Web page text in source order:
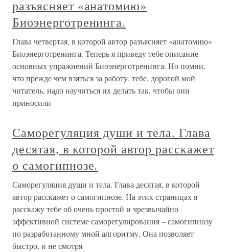
разъясняет «анатомию»
Биоэнерготренинга.
Глава четвертая, в которой автор разъясняет «анатомию»
Биоэнерготренинга. Теперь я приведу тебе описание
основных упражнений Биоэнерготренинга. Но помни,
что прежде чем взяться за работу, тебе, дорогой мой
читатель, надо научиться их делать так, чтобы они
приносили
Саморегуляция души и тела. Глава
десятая, в которой автор расскажет
о самогипнозе.
Саморегуляция души и тела. Глава десятая, в которой
автор расскажет о самогипнозе. На этих страницах я
расскажу тебе об очень простой и чрезвычайно
эффективной системе саморегулирования – самогипнозу
по разработанному мной алгоритму. Она позволяет
быстро, и не смотря